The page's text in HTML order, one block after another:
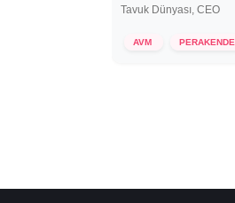
Tavuk Dünyası, CEO
AVM PERAKENDE